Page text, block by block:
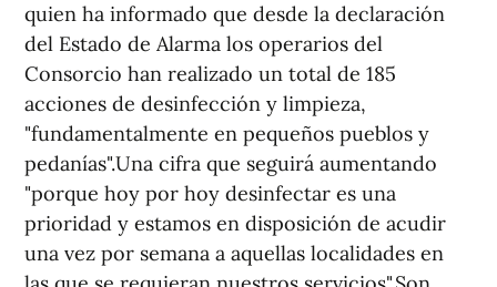
quien ha informado que desde la declaración
del Estado de Alarma los operarios del
Consorcio han realizado un total de 185
acciones de desinfección y limpieza,
"fundamentalmente en pequeños pueblos y
pedanías".Una cifra que seguirá aumentando
"porque hoy por hoy desinfectar es una
prioridad y estamos en disposición de acudir
una vez por semana a aquellas localidades en